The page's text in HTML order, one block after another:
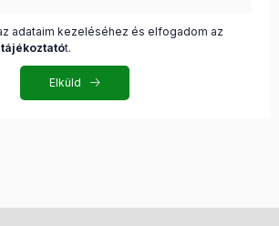
adataim kezeléséhez és elfogadom az
t.
Elküld